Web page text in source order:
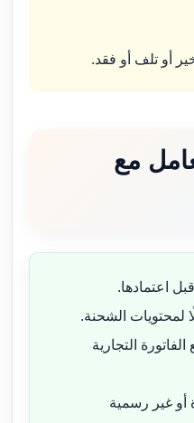
أو تلف أو فقد.
مع
اعتمادها.
لمحتويات الشحنة.
التجارية
أو غير رسمية